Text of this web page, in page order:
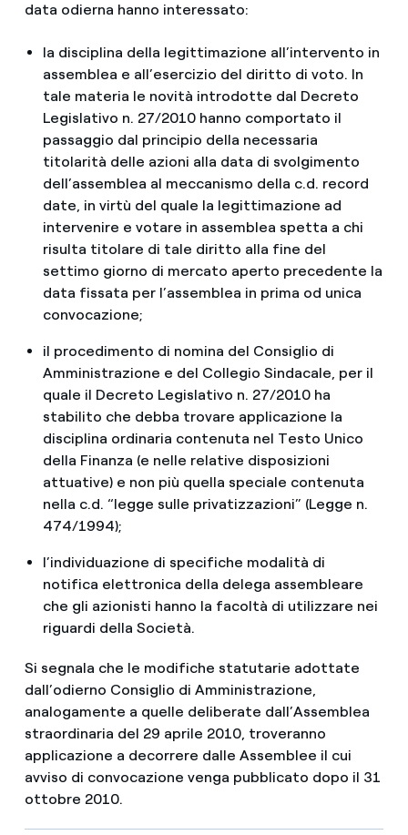
data odierna hanno interessato:
la disciplina della legittimazione all’intervento in
assemblea e all’esercizio del diritto di voto. In
tale materia le novità introdotte dal Decreto
Legislativo n. 27/2010 hanno comportato il
passaggio dal principio della necessaria
titolarità delle azioni alla data di svolgimento
dell’assemblea al meccanismo della c.d. record
date, in virtù del quale la legittimazione ad
intervenire e votare in assemblea spetta a chi
risulta titolare di tale diritto alla fine del
settimo giorno di mercato aperto precedente la
data fissata per l’assemblea in prima od unica
convocazione;
il procedimento di nomina del Consiglio di
Amministrazione e del Collegio Sindacale, per il
quale il Decreto Legislativo n. 27/2010 ha
stabilito che debba trovare applicazione la
disciplina ordinaria contenuta nel Testo Unico
della Finanza (e nelle relative disposizioni
attuative) e non più quella speciale contenuta
nella c.d. “legge sulle privatizzazioni” (Legge n.
474/1994);
l’individuazione di specifiche modalità di
notifica elettronica della delega assembleare
che gli azionisti hanno la facoltà di utilizzare nei
riguardi della Società.
Si segnala che le modifiche statutarie adottate
dall’odierno Consiglio di Amministrazione,
analogamente a quelle deliberate dall’Assemblea
straordinaria del 29 aprile 2010, troveranno
applicazione a decorrere dalle Assemblee il cui
avviso di convocazione venga pubblicato dopo il 31
ottobre 2010.